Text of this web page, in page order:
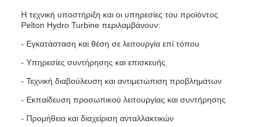
Η τεχνική υποστήριξη και οι υπηρεσίες του προϊόντος
Pelton Hydro Turbine περιλαμβάνουν:
- Εγκατάσταση και θέση σε λειτουργία επί τόπου
- Υπηρεσίες συντήρησης και επισκευής
- Τεχνική διαβούλευση και αντιμετώπιση προβλημάτων
- Εκπαίδευση προσωπικού λειτουργίας και συντήρησης
- Προμήθεια και διαχείριση ανταλλακτικών